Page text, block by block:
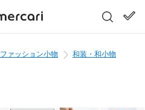
ファッション小物 和装・和小物